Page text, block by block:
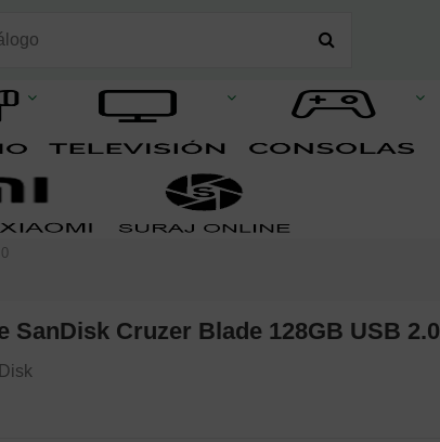
SanDisk Cruzer Blade 128GB USB 2.0